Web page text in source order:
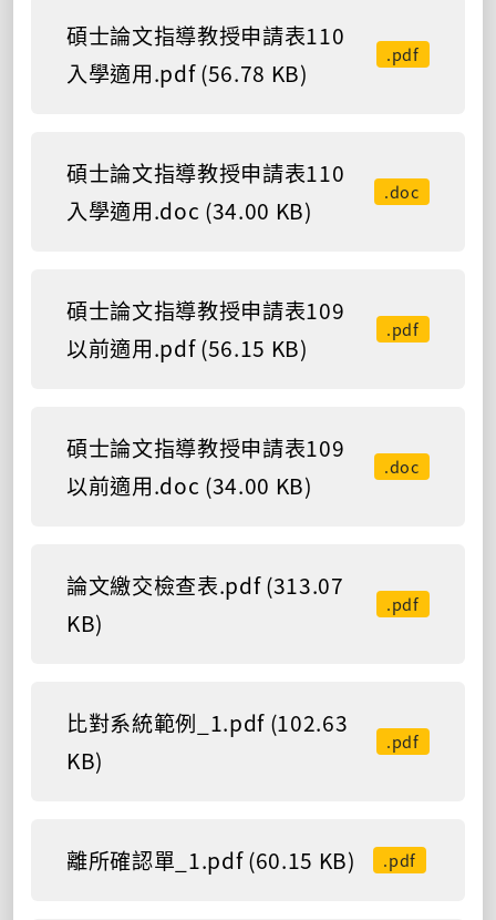
碩士論文指導教授申請表110
入學適用.pdf (56.78 KB)
.pdf
碩士論文指導教授申請表110
入學適用.doc (34.00 KB)
.doc
碩士論文指導教授申請表109
以前適用.pdf (56.15 KB)
.pdf
碩士論文指導教授申請表109
以前適用.doc (34.00 KB)
.doc
論文繳交檢查表.pdf (313.07
KB)
.pdf
比對系統範例_1.pdf (102.63
KB)
.pdf
離所確認單_1.pdf (60.15 KB) .pdf